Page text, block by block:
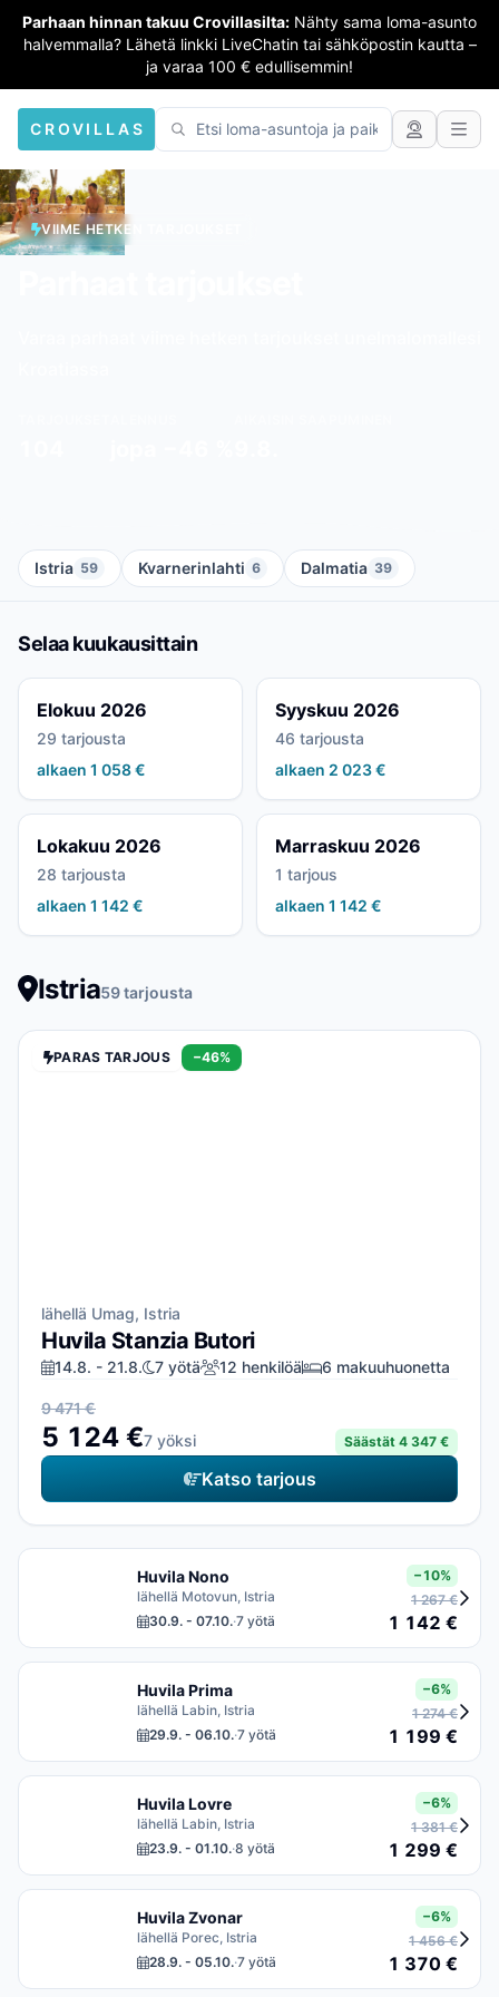
Parhaan hinnan takuu Crovillasilta: Nähty sama loma-asunto
halvemmalla? Lähetä linkki LiveChatin tai sähköpostin kautta –
ja varaa 100 € edullisemmin!
CROVILLAS
VIIME HETKEN TARJOUKSET
Istria 59 Kvarnerinlahti 6 Dalmatia 39
Selaa kuukausittain
Elokuu 2026
29 tarjousta
alkaen 1 058 €
Syyskuu 2026
46 tarjousta
alkaen 2 023 €
Lokakuu 2026
28 tarjousta
alkaen 1 142 €
Marraskuu 2026
1 tarjous
alkaen 1 142 €
Istria59 tarjousta
PARAS TARJOUS −46%
lähellä Umag, Istria
Huvila Stanzia Butori
14.8. - 21.8. 7 yötä 12 henkilöä 6 makuuhuonetta
9 471 €
5 124 €7 yöksi Säästät 4 347 €
Katso tarjous
Huvila Nono
lähellä Motovun, Istria
30.9. - 07.10.·7 yötä
−10%
1 267 €
1 142 €
Huvila Prima
lähellä Labin, Istria
29.9. - 06.10.·7 yötä
−6%
1 274 €
1 199 €
Huvila Lovre
lähellä Labin, Istria
23.9. - 01.10.·8 yötä
−6%
1 381 €
1 299 €
Huvila Zvonar
lähellä Porec, Istria
28.9. - 05.10.·7 yötä
−6%
1 456 €
1 370 €